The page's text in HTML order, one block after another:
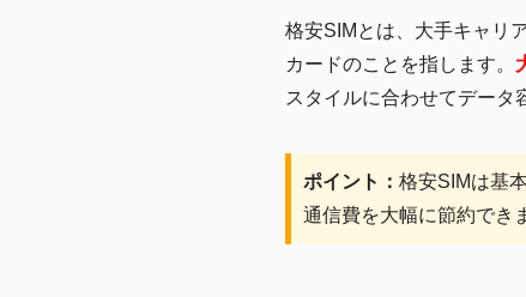
格安SIMとは、大手キャリ
カードのことを指します。
スタイルに合わせてデータ
ポイント： 格安SIMは基
通信費を大幅に節約でき